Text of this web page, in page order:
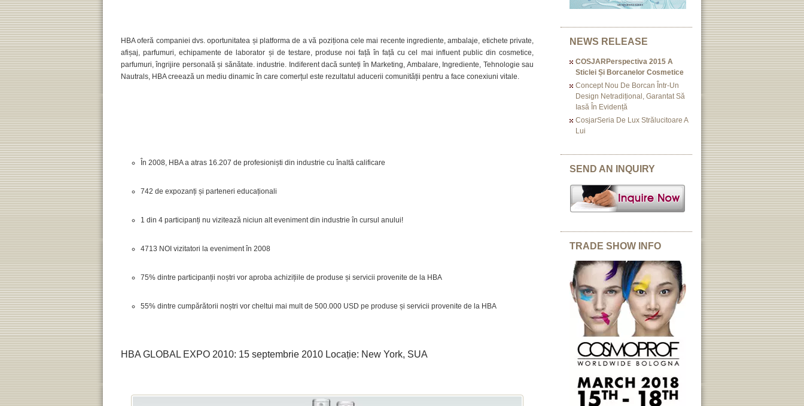
HBA oferă companiei dvs. oportunitatea și platforma de a vă poziționa cele mai recente ingrediente, ambalaje, etichete private,
afișaj, parfumuri, echipamente de laborator și de testare, produse noi față în față cu cel mai influent public din cosmetice,
parfumuri, îngrijire personală și sănătate. industrie. Indiferent dacă sunteți în Marketing, Ambalare, Ingrediente, Tehnologie sau
Nautrals, HBA creează un mediu dinamic în care comerțul este rezultatul aducerii comunității pentru a face conexiuni vitale.
În 2008, HBA a atras 16.207 de profesioniști din industrie cu înaltă calificare
742 de expozanți și parteneri educaționali
1 din 4 participanți nu vizitează niciun alt eveniment din industrie în cursul anului!
4713 NOI vizitatori la eveniment în 2008
75% dintre participanții noștri vor aproba achizițiile de produse și servicii provenite de la HBA
55% dintre cumpărătorii noștri vor cheltui mai mult de 500.000 USD pe produse și servicii provenite de la HBA
HBA GLOBAL EXPO 2010: 15 septembrie 2010 Locație: New York, SUA
NEWS RELEASE
COSJARPerspectiva 2015 A
Sticlei Și Borcanelor Cosmetice
Concept Nou De Borcan Într-Un
Design Netradițional, Garantat Să
Iasă În Evidență
CosjarSeria De Lux Strălucitoare A
Lui
SEND AN INQUIRY
TRADE SHOW INFO